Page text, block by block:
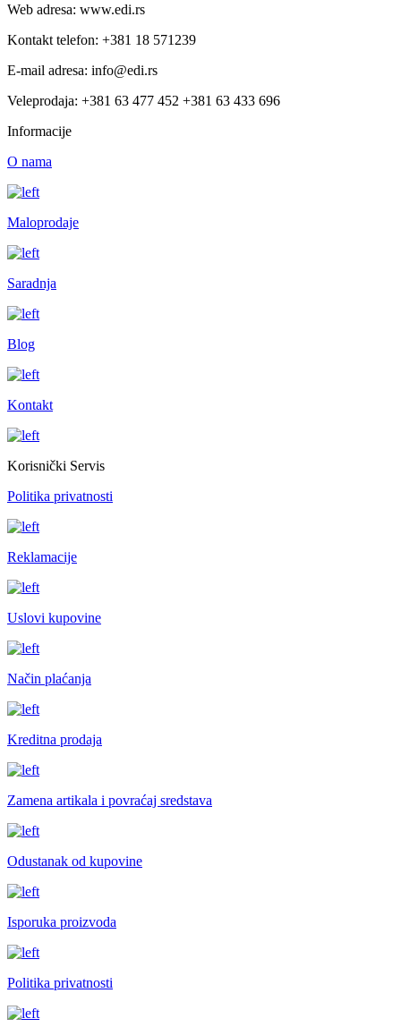
Web adresa: www.edi.rs
Kontakt telefon: +381 18 571239
E-mail adresa: info@edi.rs
Veleprodaja: +381 63 477 452 +381 63 433 696
Informacije
O nama
Maloprodaje
Saradnja
Blog
Kontakt
Korisnički Servis
Politika privatnosti
Reklamacije
Uslovi kupovine
Način plaćanja
Kreditna prodaja
Zamena artikala i povraćaj sredstava
Odustanak od kupovine
Isporuka proizvoda
Politika privatnosti